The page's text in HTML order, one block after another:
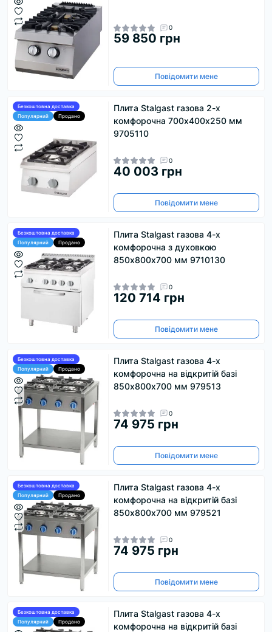
0
59 850 грн
Повідомити мене
Безкоштовна доставка
Популярний
Продано
Плита Stalgast газова 2-х
комфорочна 700х400х250 мм
9705110
0
40 003 грн
Повідомити мене
Безкоштовна доставка
Популярний
Продано
Плита Stalgast газова 4-х
комфорочна з духовкою
850х800х700 мм 9710130
0
120 714 грн
Повідомити мене
Безкоштовна доставка
Популярний
Продано
Плита Stalgast газова 4-х
комфорочна на відкритій базі
850х800х700 мм 979513
0
74 975 грн
Повідомити мене
Безкоштовна доставка
Популярний
Продано
Плита Stalgast газова 4-х
комфорочна на відкритій базі
850х800х700 мм 979521
0
74 975 грн
Повідомити мене
Безкоштовна доставка
Популярний
Продано
Плита Stalgast газова 4-х
комфорочна на відкритій базі